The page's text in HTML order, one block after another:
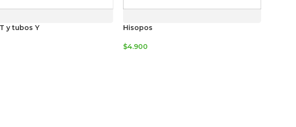
y tubos Y Hisopos
$4.900